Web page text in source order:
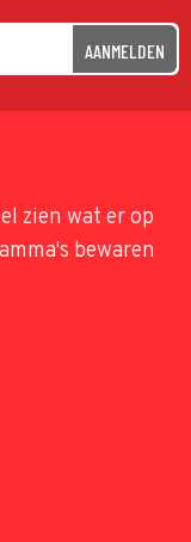
AANMELDEN
zien wat er op
bewaren